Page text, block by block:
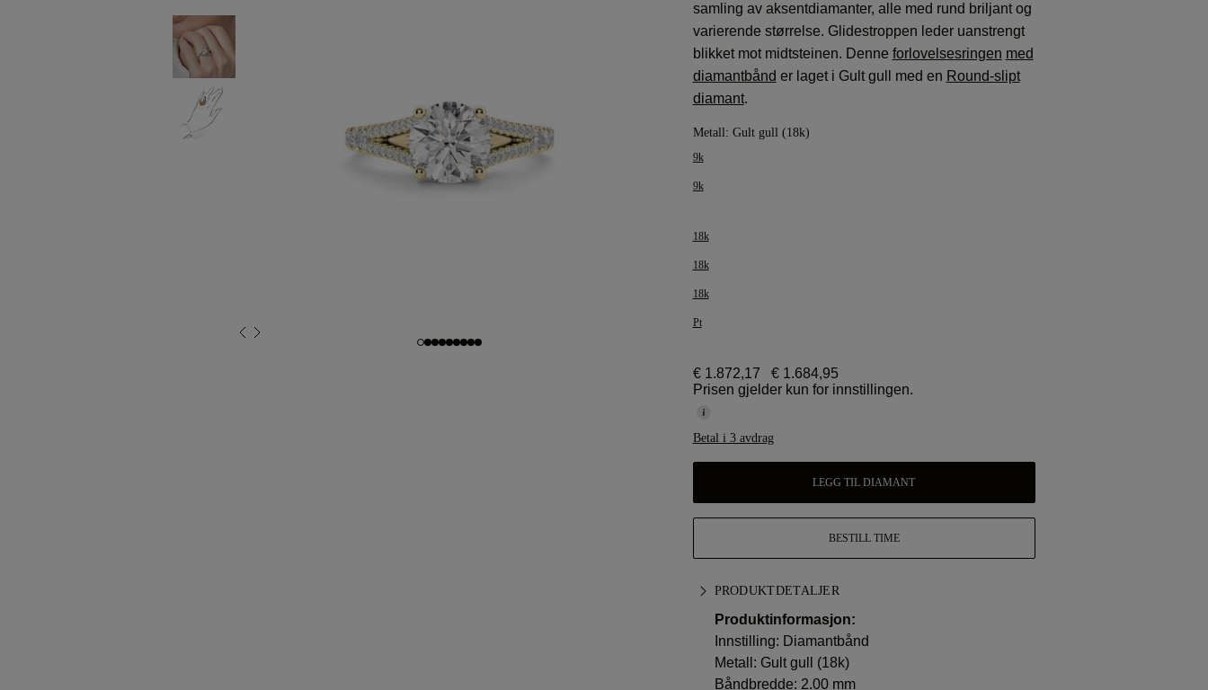
samling av aksentdiamanter, alle med rund briljant og
varierende størrelse. Glidestroppen leder uanstrengt
blikket mot midtsteinen. Denne forlovelsesringen med
diamantbånd er laget i Gult gull med en Round-slipt
diamant.
Metall: Gult gull (18k)
9k
9k
18k
18k
18k
Pt
€ 1.872,17
€ 1.684,95
Prisen gjelder kun for innstillingen.
Betal i 3 avdrag
LEGG TIL DIAMANT
BESTILL TIME
PRODUKTDETALJER
Produktinformasjon:
Innstilling: Diamantbånd
Metall: Gult gull (18k)
Båndbredde: 2.00 mm